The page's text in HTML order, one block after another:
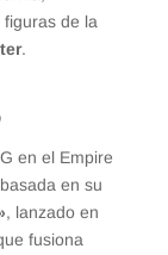
de la
.
en el Empire
en su
, lanzado en
fusiona